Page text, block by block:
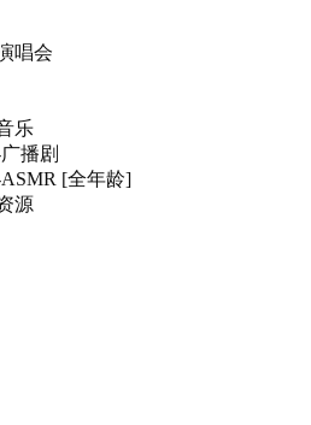
唱会
乐
播剧
[全年龄]
源